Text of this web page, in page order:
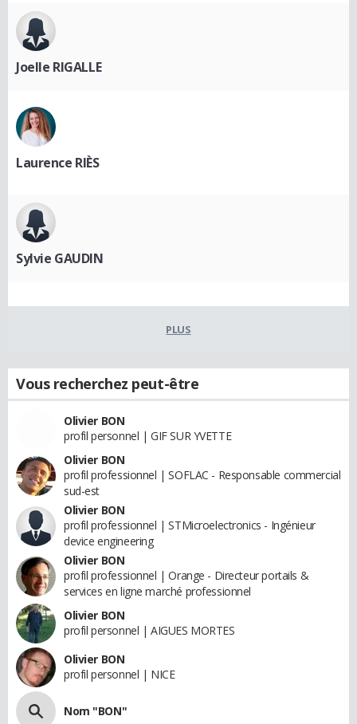
Joelle RIGALLE
Laurence RIÈS
Sylvie GAUDIN
PLUS
Vous recherchez peut-être
Olivier BON
profil personnel | GIF SUR YVETTE
Olivier BON
profil professionnel | SOFLAC - Responsable commercial
sud-est
Olivier BON
profil professionnel | STMicroelectronics - Ingénieur
device engineering
Olivier BON
profil professionnel | Orange - Directeur portails &
services en ligne marché professionnel
Olivier BON
profil personnel | AIGUES MORTES
Olivier BON
profil personnel | NICE
Nom "BON"